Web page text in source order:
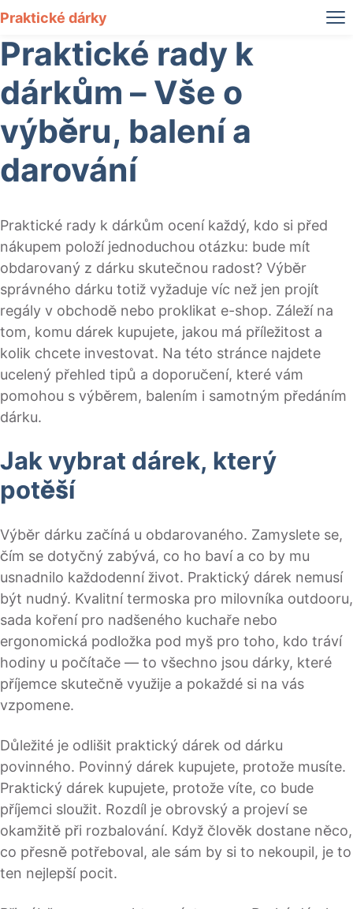
Praktické dárky
Praktické rady k
dárkům – Vše o
výběru, balení a
darování
Praktické rady k dárkům ocení každý, kdo si před
nákupem položí jednoduchou otázku: bude mít
obdarovaný z dárku skutečnou radost? Výběr
správného dárku totiž vyžaduje víc než jen projít
regály v obchodě nebo proklikat e-shop. Záleží na
tom, komu dárek kupujete, jakou má příležitost a
kolik chcete investovat. Na této stránce najdete
ucelený přehled tipů a doporučení, které vám
pomohou s výběrem, balením i samotným předáním
dárku.
Jak vybrat dárek, který
potěší
Výběr dárku začíná u obdarovaného. Zamyslete se,
čím se dotyčný zabývá, co ho baví a co by mu
usnadnilo každodenní život. Praktický dárek nemusí
být nudný. Kvalitní termoska pro milovníka outdooru,
sada koření pro nadšeného kuchaře nebo
ergonomická podložka pod myš pro toho, kdo tráví
hodiny u počítače — to všechno jsou dárky, které
příjemce skutečně využije a pokaždé si na vás
vzpomene.
Důležité je odlišit praktický dárek od dárku
povinného. Povinný dárek kupujete, protože musíte.
Praktický dárek kupujete, protože víte, co bude
příjemci sloužit. Rozdíl je obrovský a projeví se
okamžitě při rozbalování. Když člověk dostane něco,
co přesně potřeboval, ale sám by si to nekoupil, je to
ten nejlepší pocit.